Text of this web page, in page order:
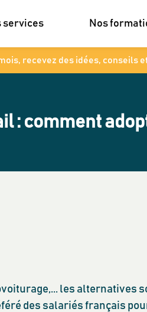
services Nos
recevez des idées, conseils
: comment
les
des salariés français